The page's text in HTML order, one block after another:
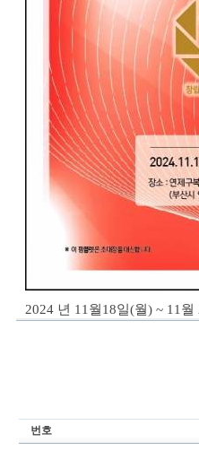
2024 년 11월18일(월) ~ 11
번호